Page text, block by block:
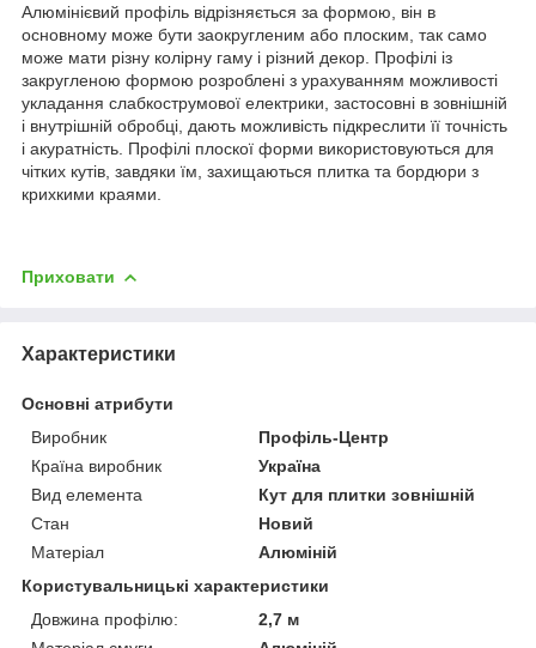
Алюмінієвий профіль відрізняється за формою, він в
основному може бути заокругленим або плоским, так само
може мати різну колірну гаму і різний декор. Профілі із
закругленою формою розроблені з урахуванням можливості
укладання слабкострумової електрики, застосовні в зовнішній
і внутрішній обробці, дають можливість підкреслити її точність
і акуратність. Профілі плоскої форми використовуються для
чітких кутів, завдяки їм, захищаються плитка та бордюри з
крихкими краями.
Приховати
Характеристики
Основні атрибути
Виробник
Профіль-Центр
Країна виробник
Україна
Вид елемента
Кут для плитки зовнішній
Стан
Новий
Матеріал
Алюміній
Користувальницькі характеристики
Довжина профілю:
2,7 м